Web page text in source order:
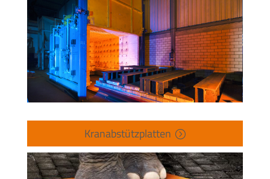
Kranabstützplatten